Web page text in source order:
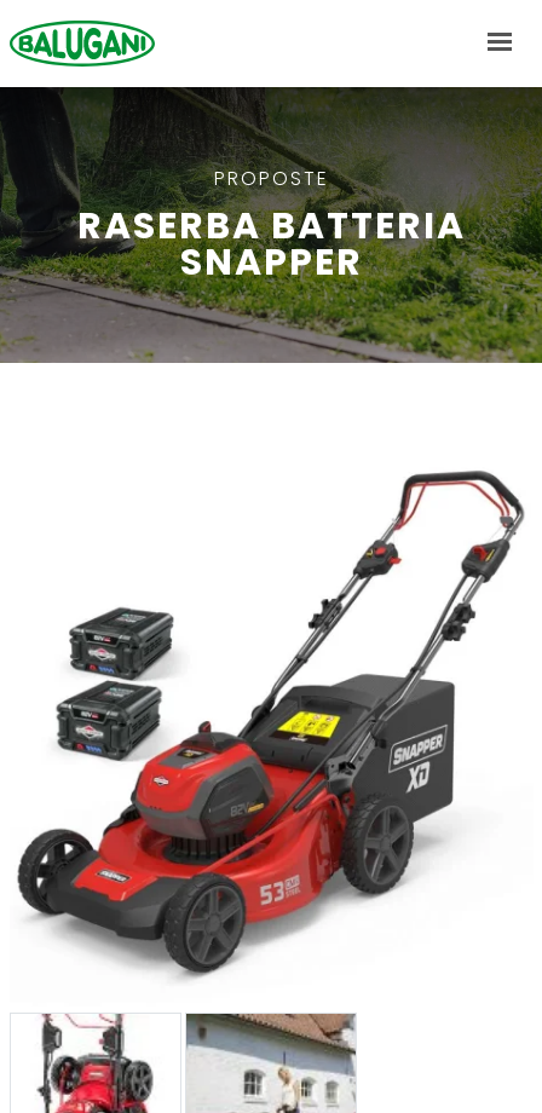
CHI SIAMO
PROPOSTE
NEWS
MARCHI
PROPOSTE
RASERBA BATTERIA
SNAPPER